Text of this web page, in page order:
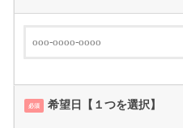
必須 希望日【１つを選択】